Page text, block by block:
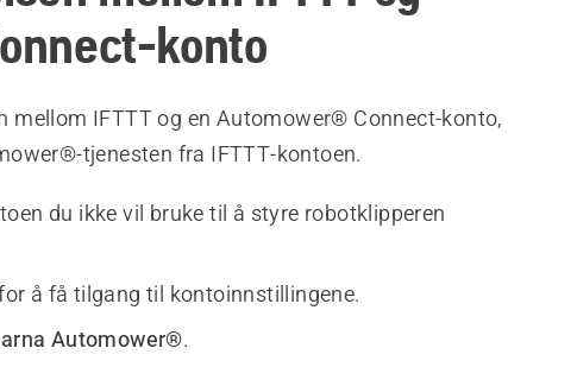
konto
mellom IFTTT og en Automower® Connect-konto,
tjenesten fra IFTTT-kontoen.
du ikke vil bruke til å styre robotklipperen
å få tilgang til kontoinnstillingene.
Automower®.